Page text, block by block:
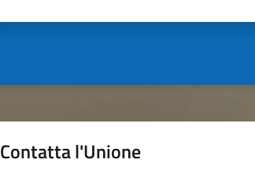
Contatta l'Unione